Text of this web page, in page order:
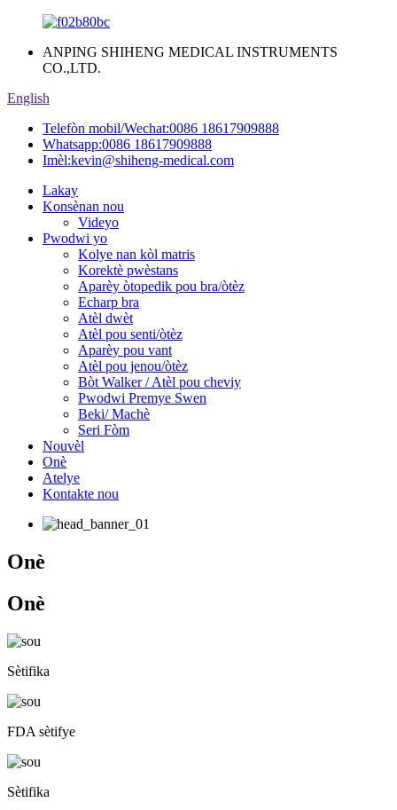
ANPING SHIHENG MEDICAL INSTRUMENTS
CO.,LTD.
English
Telefòn mobil/Wechat:0086 18617909888
Whatsapp:0086 18617909888
Imèl:kevin@shiheng-medical.com
Lakay
Konsènan nou
Videyo
Pwodwi yo
Kolye nan kòl matris
Korektè pwèstans
Aparèy òtopedik pou bra/òtèz
Echarp bra
Atèl dwèt
Atèl pou senti/òtèz
Aparèy pou vant
Atèl pou jenou/òtèz
Bòt Walker / Atèl pou cheviy
Pwodwi Premye Swen
Beki/ Machè
Seri Fòm
Nouvèl
Onè
Atelye
Kontakte nou
Onè
Onè
Sètifika
FDA sètifye
Sètifika